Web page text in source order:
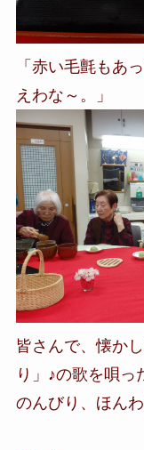
「赤い毛氈もあ
えわな～。」
皆さんで、懐か
り」♪の歌を唄っ
のんびり、ほん
あ